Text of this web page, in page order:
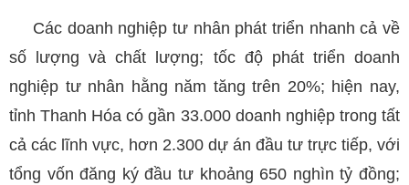
Các doanh nghiệp tư nhân phát triển nhanh cả về
số lượng và chất lượng; tốc độ phát triển doanh
nghiệp tư nhân hằng năm tăng trên 20%; hiện nay,
tỉnh Thanh Hóa có gần 33.000 doanh nghiệp trong tất
cả các lĩnh vực, hơn 2.300 dự án đầu tư trực tiếp, với
tổng vốn đăng ký đầu tư khoảng 650 nghìn tỷ đồng;